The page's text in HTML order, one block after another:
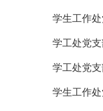
学生工作
学工处党
学工处党
学生工作